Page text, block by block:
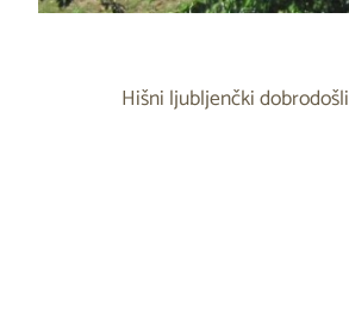
Hišni ljubljenčki dobrodošli